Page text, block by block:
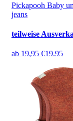
Pickapooh Baby
jeans
teilweise
ab 19,95 €19.95